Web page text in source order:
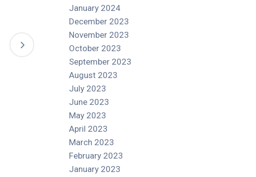
January 2024
December 2023
November 2023
October 2023
September 2023
August 2023
July 2023
June 2023
May 2023
April 2023
March 2023
February 2023
January 2023